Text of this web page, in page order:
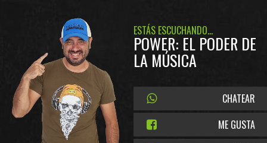
ESTÁS ESCUCHANDO...
POWER: EL PODER DE
LA MÚSICA
CHATEAR
ME GUSTA